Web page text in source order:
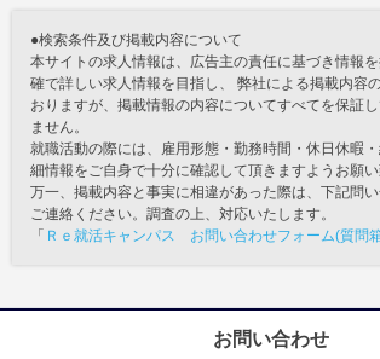
●検索条件及び掲載内容について
本サイトの求人情報は、広告主の責任に基づき情報
確で詳しい求人情報を目指し、 弊社による掲載内容
おりますが、掲載情報の内容についてすべてを保証
ません。
就職活動の際には、雇用形態・勤務時間・休日休暇
細情報をご自身で十分に確認して頂きますようお願い
万一、掲載内容と事実に相違があった際は、下記問
ご連絡ください。調査の上、対応いたします。
「 Ｒｅ就活キャンパス お問い合わせフォーム(質問
お問い合わせ